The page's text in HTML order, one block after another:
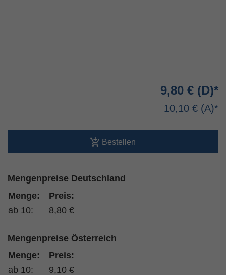
9,80 €
10,10 €
Bestellen
Mengenpreise Deutschland
Menge:
Preis:
ab 10:
8,80 €
Mengenpreise Österreich
Menge:
Preis:
ab 10:
9,10 €